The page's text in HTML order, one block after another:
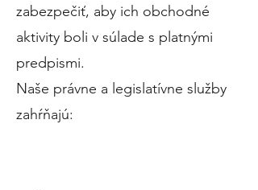
zabezpečiť, aby ich obchodné
aktivity boli v súlade s platnými
predpismi.
Naše právne a legislatívne služby
zahŕňajú: